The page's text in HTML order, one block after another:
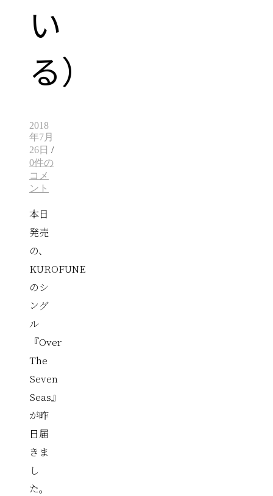
い
る）
2018
年7月
26日 /
0件の
コメ
ント
本日
発売
の、
KUROFUNE
のシ
ング
ル
『Over
The
Seven
Seas』
が昨
日届
きま
し
た。